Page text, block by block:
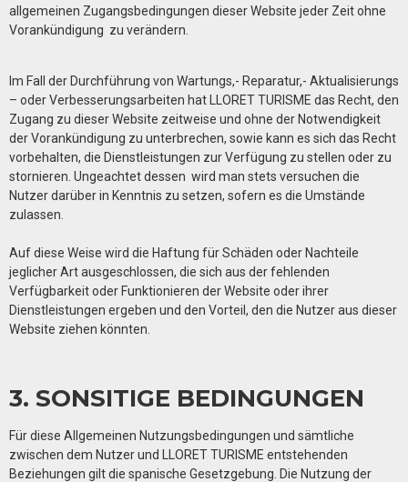
allgemeinen Zugangsbedingungen dieser Website jeder Zeit ohne
Vorankündigung zu verändern.
Im Fall der Durchführung von Wartungs,- Reparatur,- Aktualisierungs
– oder Verbesserungsarbeiten hat
LLORET TURISME das Recht, den
Zugang zu dieser Website zeitweise und ohne der Notwendigkeit
der Vorankündigung zu unterbrechen, sowie kann es sich das Recht
vorbehalten, die Dienstleistungen zur Verfügung zu stellen oder zu
stornieren. Ungeachtet dessen wird man stets versuchen die
Nutzer darüber in Kenntnis zu setzen, sofern es die Umstände
zulassen.
Auf diese Weise wird die Haftung für Schäden oder Nachteile
jeglicher Art ausgeschlossen, die sich aus der fehlenden
Verfügbarkeit oder Funktionieren der Website oder ihrer
Dienstleistungen ergeben und den Vorteil, den die Nutzer aus dieser
Website ziehen könnten.
3. SONSITIGE BEDINGUNGEN
Für diese Allgemeinen Nutzungsbedingungen und sämtliche
zwischen dem Nutzer und
LLORET TURISME entstehenden
Beziehungen gilt die spanische Gesetzgebung. Die Nutzung der